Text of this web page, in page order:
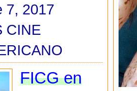
7, 2017
CINE
FICG en